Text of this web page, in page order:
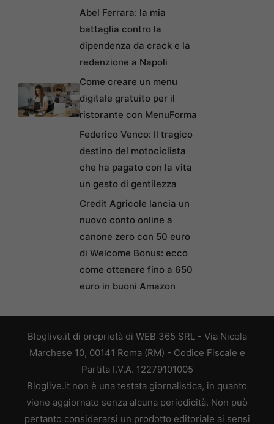
Abel Ferrara: la mia
battaglia contro la
dipendenza da crack e la
redenzione a Napoli
Come creare un menu
digitale gratuito per il
ristorante con MenuForma
Federico Venco: Il tragico
destino del motociclista
che ha pagato con la vita
un gesto di gentilezza
Credit Agricole lancia un
nuovo conto online a
canone zero con 50 euro
di Welcome Bonus: ecco
come ottenere fino a 650
euro in buoni Amazon
Bloglive.it di proprietà di WEB 365 SRL - Via Nicola
Marchese 10, 00141 Roma (RM) - Codice Fiscale e
Partita I.V.A. 12279101005
Bloglive.it non è una testata giornalistica, in quanto
viene aggiornato senza alcuna periodicità. Non può
pertanto considerarsi un prodotto editoriale ai sensi